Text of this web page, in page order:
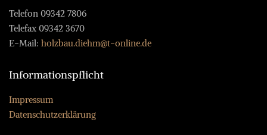
Telefon 09342 7806
Telefax 09342 3670
E-Mail: holzbau.diehm@t-online.de
Informationspflicht
Impressum
Datenschutzerklärung